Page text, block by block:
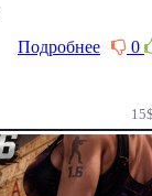
0
Подробнее